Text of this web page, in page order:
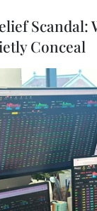
từ ngày 1/1/
năm 2017,
xe ôtô, xe
bao gồm:
được đưa
và mức
đưa vào sử
Việt Nam sẽ
Scandal:
Conceal